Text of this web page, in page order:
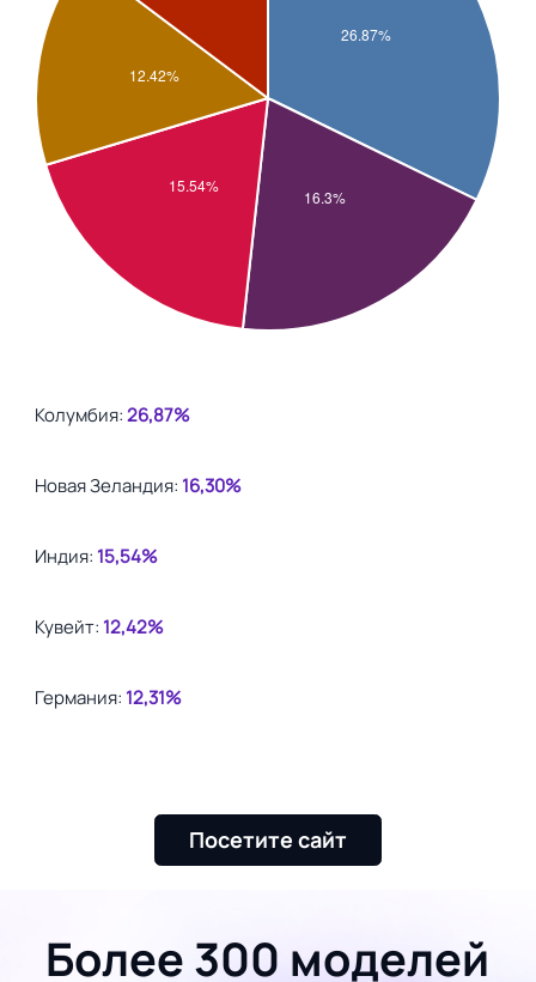
Колумбия:26,87%
Новая Зеландия: 16,30%
Индия: 15,54%
Кувейт: 12,42%
Германия: 12,31%
Посетите сайт
Более 300 моделей